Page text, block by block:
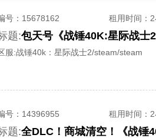
号： 15678162 租用时间 ：
题:包天号《战锤40K:星际战士
服:战锤40k：星际战士2/steam/steam
号： 14396955 租用时间 ：
题:全DLC！商城清空！《战锤